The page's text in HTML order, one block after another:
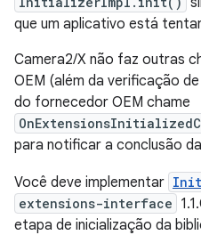
que um aplicativo está
Camera2/X não faz outras
OEM (além da verificação
do fornecedor OEM chame
para notificar a conclusão
Você deve implementar
extensions-interface
etapa de inicialização da